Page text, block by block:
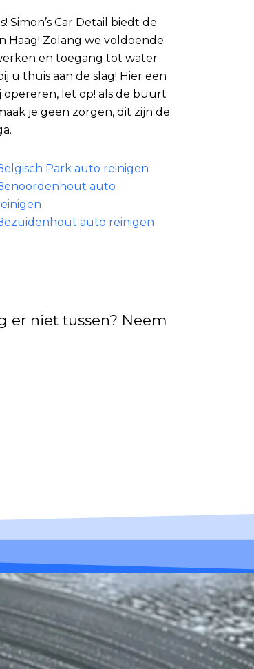
Simon’s Car Detail biedt de
Haag! Zolang we voldoende
en toegang tot water
u thuis aan de slag! Hier een
opereren, let op! als de buurt
je geen zorgen, dit zijn de
Park auto reinigen
auto
auto reinigen
er niet tussen? Neem